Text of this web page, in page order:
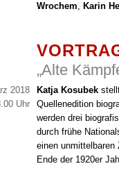
Wrochem, Karin
„Alte
2018
Uhr
Katja Kosubek
Quellenedition
werden drei
durch frühe
einen unmittelbaren
Ende der 1920er